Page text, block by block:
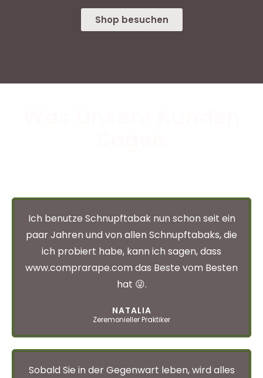
Shop besuchen
Ich benutze Schnupftabak nun schon seit ein
paar Jahren und von allen Schnupftabaks, die
ich probiert habe, kann ich sagen, dass
www.comprarape.com das Beste vom Besten
hat 😜.
NATALIA
Zeremonieller Praktiker
Sobald Sie in der Gegenwart leben, wird alles